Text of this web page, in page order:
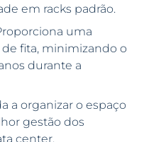
em racks padrão.
uma
fita, minimizando o
durante a
a organizar o espaço
gestão dos
center.